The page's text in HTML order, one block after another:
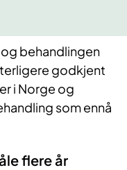
behandlingen
godkjent
i Norge og
som ennå
flere år